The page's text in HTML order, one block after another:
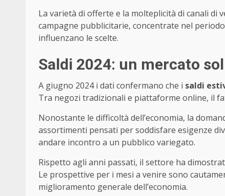
La varietà di offerte e la molteplicità di canali di
campagne pubblicitarie, concentrate nel
influenzano le scelte.
Saldi 2024: un mercato
A giugno 2024 i dati confermano che i saldi
Tra negozi tradizionali e piattaforme online, il
Nonostante le difficoltà dell’economia, la
assortimenti pensati per soddisfare esigenze
andare incontro a un pubblico variegato.
Rispetto agli anni passati, il settore ha
Le prospettive per i mesi a venire sono
miglioramento generale dell’economia.